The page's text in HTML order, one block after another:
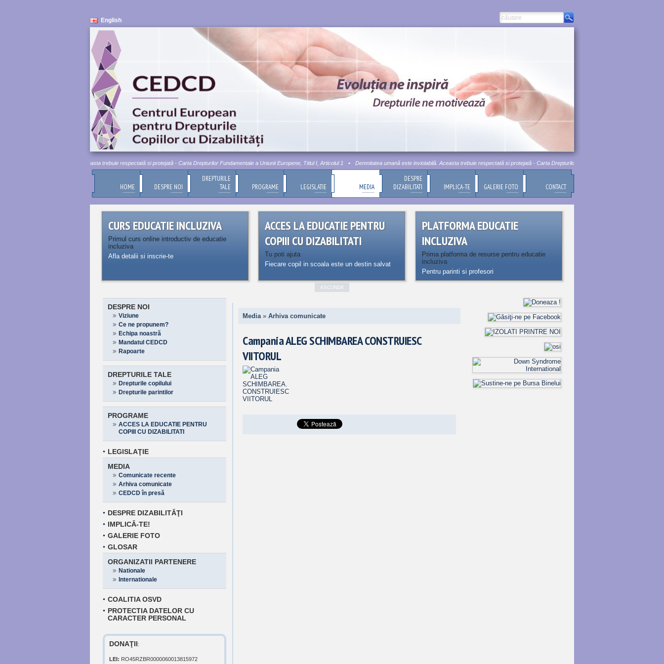
English
umană este inviolabilă. Aceasta trebuie respectată si protejată - Carta Drepturilor Fundamentale a Uniunii Europene, Titlul I, Articolul 1 • Demnitatea umană este inviolabilă. Aceasta trebuie respectată si protejată - Carta Drepturilor Fundamentale a Uniunii Europene,
HOME DESPRE NOI
DREPTURILE
TALE
PROGRAME LEGISLATIE MEDIA
DESPRE
DIZABILITATI
IMPLICA-TE GALERIE FOTO CONTACT
CURS EDUCATIE INCLUZIVA
Primul curs online introductiv de educatie
incluziva
Afla detalii si inscrie-te
ACCES LA EDUCATIE PENTRU
COPIII CU DIZABILITATI
Tu poti ajuta
Fiecare copil in scoala este un destin salvat
PLATFORMA EDUCATIE
INCLUZIVA
Prima platforma de resurse pentru educatie
incluziva
Pentru parinti si profesori
ASCUNDE
DESPRE NOI
Viziune
Ce ne propunem?
Echipa noastră
Mandatul CEDCD
Rapoarte
DREPTURILE TALE
Drepturile copilului
Drepturile parintilor
PROGRAME
ACCES LA EDUCATIE PENTRU
COPIII CU DIZABILITATI
LEGISLAŢIE
MEDIA
Comunicate recente
Arhiva comunicate
CEDCD în presă
DESPRE DIZABILITĂŢI
IMPLICĂ-TE!
GALERIE FOTO
GLOSAR
ORGANIZATII PARTENERE
Nationale
Internationale
COALITIA OSVD
PROTECTIA DATELOR CU
CARACTER PERSONAL
DONAŢII:
LEI: RO45RZBR0000060013815972
Media» Arhiva comunicate
Campania ALEG SCHIMBAREA CONSTRUIESC
VIITORUL